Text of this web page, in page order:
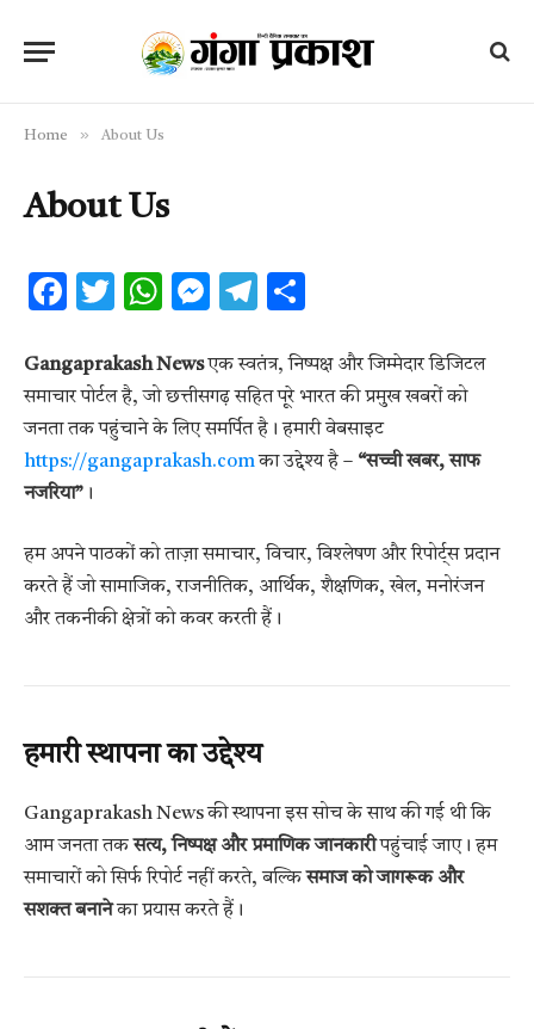
Home » About Us
About Us
Facebook
Twitter
WhatsApp
Messenger
Telegram
Gangaprakash Newsएक स्वतंत्र, निष्पक्ष और जिम्मेदार डिजिटल
समाचार पोर्टल है, जो छत्तीसगढ़ सहित पूरे भारत की प्रमुख खबरों को
जनता तक पहुंचाने के लिए समर्पित है। हमारी वेबसाइट
https://gangaprakash.comका उद्देश्य है – “सच्ची खबर, साफ
नजरिया” ।
हम अपने पाठकों को ताज़ा समाचार, विचार, विश्लेषण और रिपोर्ट्स प्रदान
करते हैं जो सामाजिक, राजनीतिक, आर्थिक, शैक्षणिक, खेल, मनोरंजन
और तकनीकी क्षेत्रों को कवर करती हैं।
हमारी स्थापना का उद्देश्य
Gangaprakash News की स्थापना इस सोच के साथ की गई थी कि
आम जनता तकसत्य, निष्पक्ष और प्रमाणिक जानकारीपहुंचाई जाए। हम
समाचारों को सिर्फ रिपोर्ट नहीं करते, बल्किसमाज को जागरूक और
सशक्त बनानेका प्रयास करते हैं।